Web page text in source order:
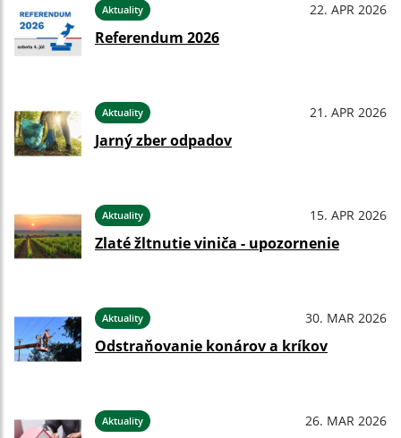
Aktuality 22. APR 2026
Referendum 2026
Aktuality 21. APR 2026
Jarný zber odpadov
Aktuality 15. APR 2026
Zlaté žltnutie viniča - upozornenie
Aktuality 30. MAR 2026
Odstraňovanie konárov a kríkov
Aktuality 26. MAR 2026